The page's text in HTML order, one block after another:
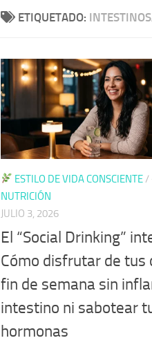
ETIQUETADO:
ESTILO DE VIDA CONSCIENTE/
NUTRICIÓN
JULIO 3, 2026
El “Social Drinking”
Cómo disfrutar de tus
fin de semana sin
intestino ni sabotear
hormonas